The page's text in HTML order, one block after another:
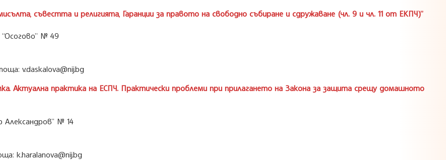
съвестта и религията, Гаранции за правото на свободно събиране и сдружаване (чл. 9 и чл. 11 от ЕКПЧ)”
№ 49
v.daskalova@nij.bg
Актуална практика на ЕСПЧ. Практически проблеми при прилагането на Закона за защита срещу домашното
Александров” № 14
k.haralanova@nij.bg